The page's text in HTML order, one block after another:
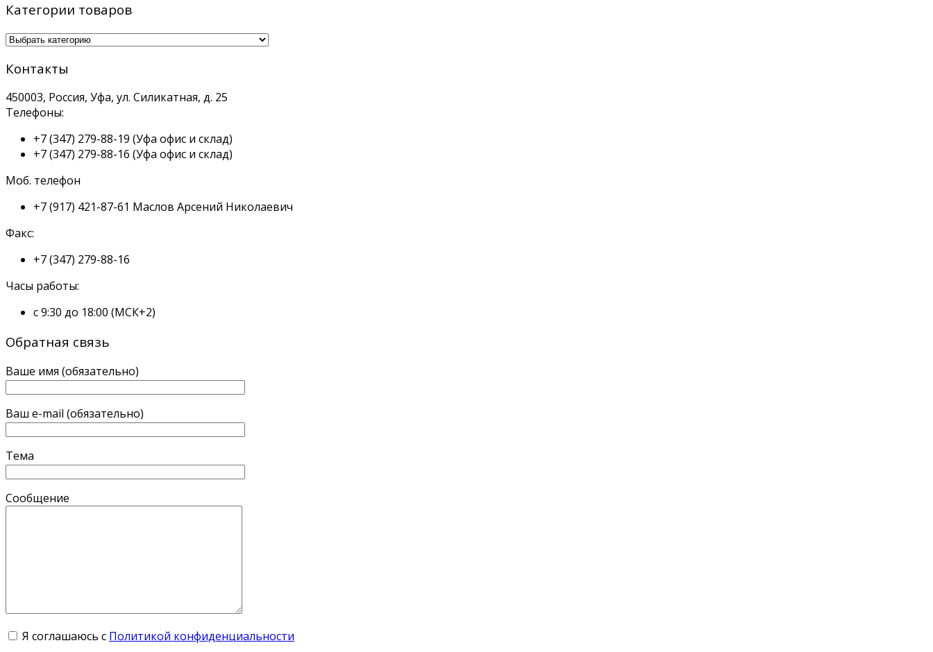
Категории товаров
Контакты
450003, Россия, Уфа, ул. Силикатная, д. 25
Телефоны:
+7 (347) 279-88-19 (Уфа офис и склад)
+7 (347) 279-88-16 (Уфа офис и склад)
Моб. телефон
+7 (917) 421-87-61 Маслов Арсений Николаевич
Факс:
+7 (347) 279-88-16
Часы работы:
с 9:30 до 18:00 (МСК+2)
Обратная связь
Ваше имя (обязательно)
Ваш e-mail (обязательно)
Тема
Сообщение
Я соглашаюсь с Политикой конфиденциальности